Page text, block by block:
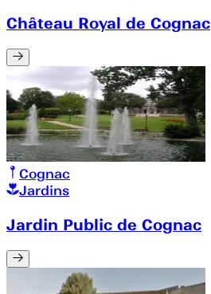
Château Royal de Cognac
Cognac
Jardins
Jardin Public de Cognac